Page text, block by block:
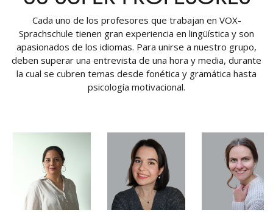
Cada uno de los profesores que trabajan en VOX-
Sprachschule tienen gran experiencia en lingüística y son
apasionados de los idiomas. Para unirse a nuestro grupo,
deben superar una entrevista de una hora y media, durante
la cual se cubren temas desde fonética y gramática hasta
psicología motivacional.